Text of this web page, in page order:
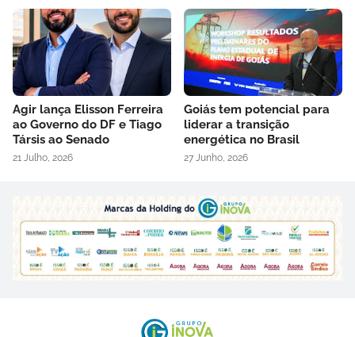
Agir lança Elisson Ferreira
ao Governo do DF e Tiago
Társis ao Senado
21 Julho, 2026
Goiás tem potencial para
liderar a transição
energética no Brasil
27 Junho, 2026